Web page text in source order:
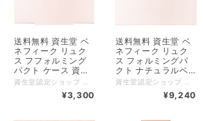
送料無料 資生堂 ベ
ネフィーク リュク
ス フフォルミング
パクト ケース 資生
堂認定オンラインシ
¥3,300
送料無料 資生堂 ベ
ネフィーク リュク
ス フォルミングパ
クト ナチュラルベ
ージュ レフィル 資
ショップ（製品コー
¥9,240